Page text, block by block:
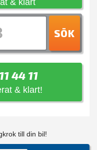
& klart
SÖK
44 11
& klart!
till din bil!